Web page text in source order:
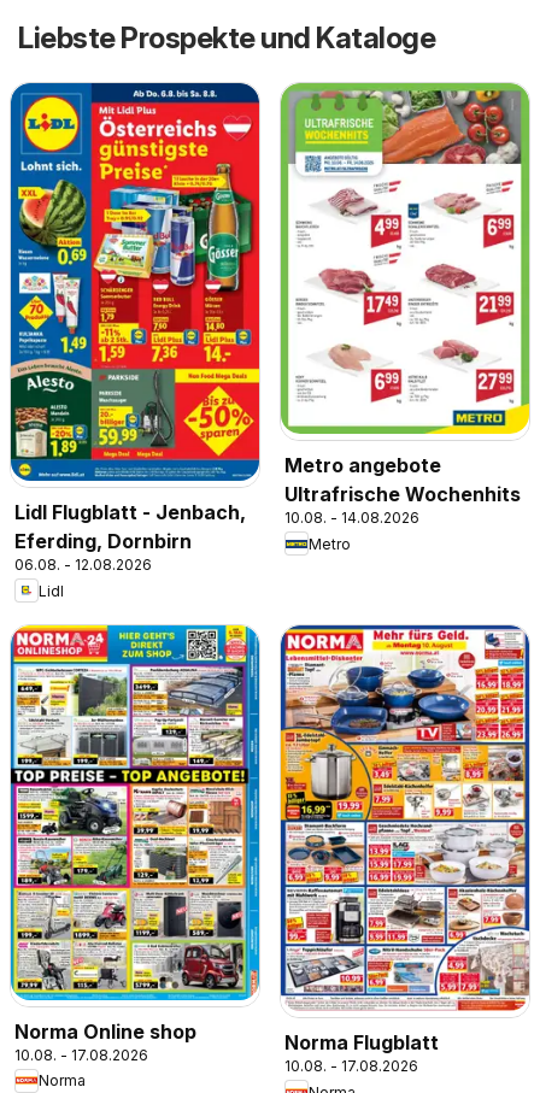
Liebste Prospekte und Kataloge
Lidl Flugblatt - Jenbach,
Eferding, Dornbirn
06.08. - 12.08.2026
Lidl
Metro angebote
Ultrafrische Wochenhits
10.08. - 14.08.2026
Metro
Norma Online shop
10.08. - 17.08.2026
Norma
Norma Flugblatt
10.08. - 17.08.2026